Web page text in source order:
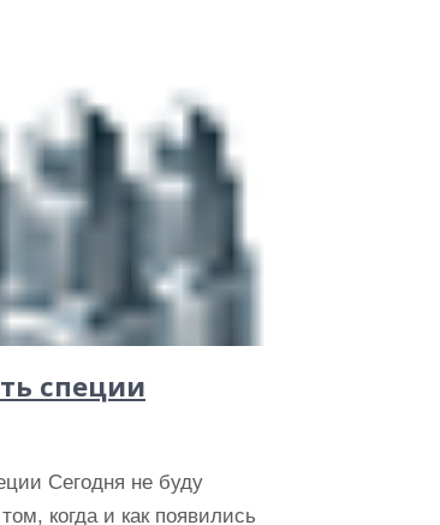
специи
Сегодня не буду
когда и как появились